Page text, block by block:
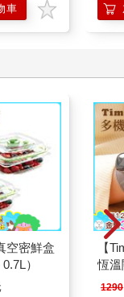
車
空密鮮盒
）
【
恆
肩/
1290